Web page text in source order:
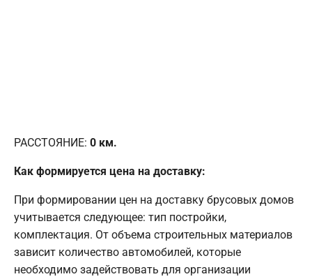
РАССТОЯНИЕ: 0 км.
Как формируется цена на доставку:
При формировании цен на доставку брусовых домов
учитывается следующее: тип постройки,
комплектация. От объема строительных материалов
зависит количество автомобилей, которые
необходимо задействовать для организации